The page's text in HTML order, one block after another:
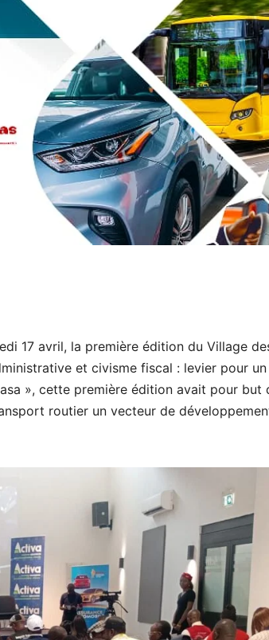
17 avril, la première édition du Village
et civisme fiscal : levier pour un
», cette première édition avait pour but
routier un vecteur de